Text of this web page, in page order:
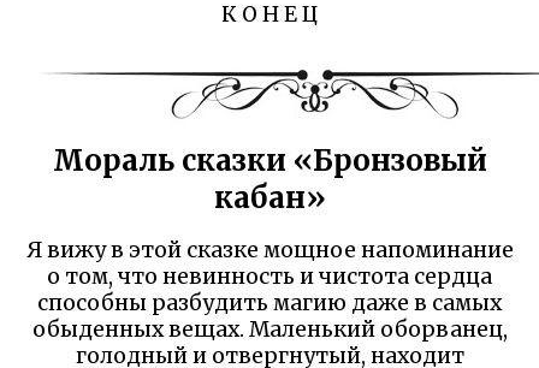
К О Н Е Ц
Мораль сказки «Бронзовый
кабан»
Я вижу в этой сказке мощное напоминание
о том, что невинность и чистота сердца
способны разбудить магию даже в самых
обыденных вещах. Маленький оборванец,
голодный и отвергнутый, находит